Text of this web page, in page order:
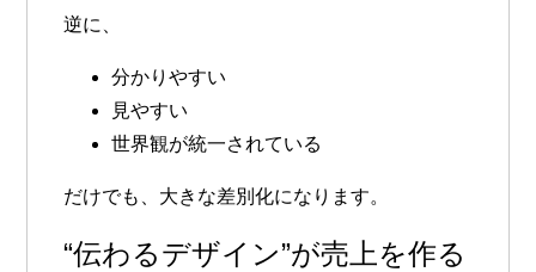
逆に、
分かりやすい
見やすい
世界観が統一されている
だけでも、大きな差別化になります。
“伝わるデザイン”が売上を作る